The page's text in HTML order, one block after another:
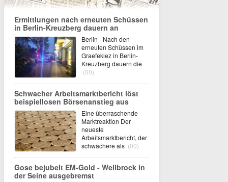
Ermittlungen nach erneuten Schüssen
in Berlin-Kreuzberg dauern an
Berlin - Nach den
erneuten Schüssen im
Graefekiez in Berlin-
Kreuzberg dauern die
(00)
Schwacher Arbeitsmarktbericht löst
beispiellosen Börsenanstieg aus
Eine überraschende
Marktreaktion Der
neueste
Arbeitsmarktbericht, der
schwächere als (00)
Gose bejubelt EM-Gold - Wellbrock in
der Seine ausgebremst